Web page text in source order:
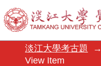
106流體力學
淡江大學考古題 →
View Item